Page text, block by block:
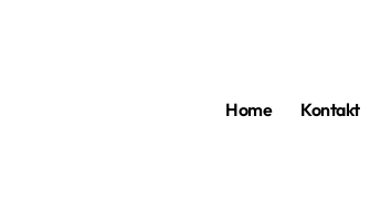
Home Kontakt